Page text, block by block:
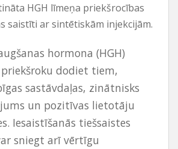
HGH līmeņa priekšrocības
saistīti ar sintētiskām injekcijām.
hormona (HGH)
dodiet tiem,
sastāvdaļas, zinātnisks
un pozitīvas lietotāju
Iesaistīšanās tiešsaistes
sniegt arī vērtīgu